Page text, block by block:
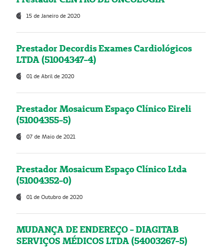
15 de Janeiro de 2020
Prestador Decordis Exames Cardiológicos
LTDA (51004347-4)
01 de Abril de 2020
Prestador Mosaicum Espaço Clínico Eireli
(51004355-5)
07 de Maio de 2021
Prestador Mosaicum Espaço Clínico Ltda
(51004352-0)
01 de Outubro de 2020
MUDANÇA DE ENDEREÇO - DIAGITAB
SERVIÇOS MÉDICOS LTDA (54003267-5)